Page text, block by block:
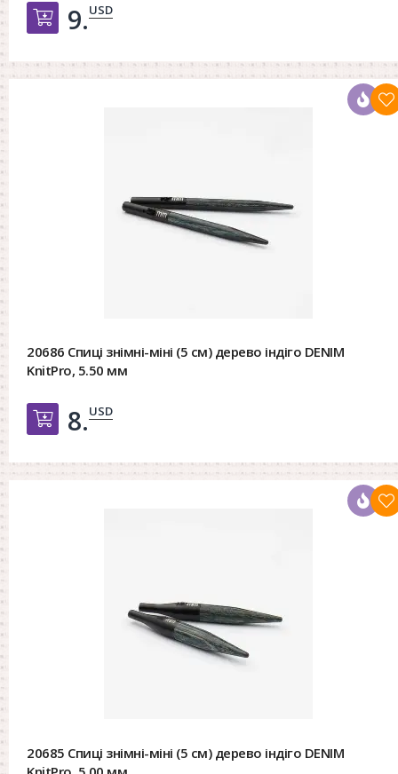
Добавить в корзину
9.USD
20686 Спиці знімні-міні (5 см) дерево індіго DENIM
KnitPro, 5.50 мм
Добавить в корзину
8.USD
20685 Спиці знімні-міні (5 см) дерево індіго DENIM